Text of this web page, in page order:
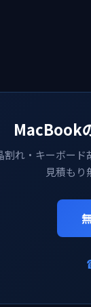
MacBook
割れ・キーボード
見積もり